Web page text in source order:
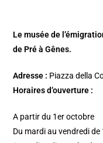
Le musée de
de Pré à Gênes.
Adresse : Piazza della
Horaires d’ouverture :
A partir du 1er octobre
Du mardi au vendredi de